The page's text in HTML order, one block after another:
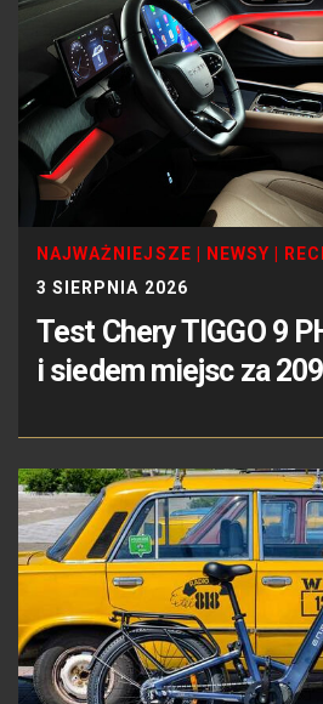
NAJWAŻNIEJSZE NEWSY
3 SIERPNIA 2026
Test Chery TIGGO 9
i siedem miejsc za